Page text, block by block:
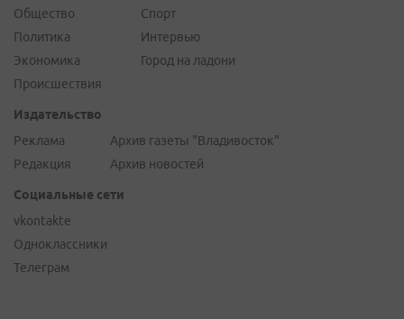
Общество
Политика
Экономика
Происшествия
Спорт
Интервью
Город на ладони
Издательство
Реклама
Редакция
Архив газеты "Владивосток"
Архив новостей
Социальные сети
vkontakte
Одноклассники
Телеграм